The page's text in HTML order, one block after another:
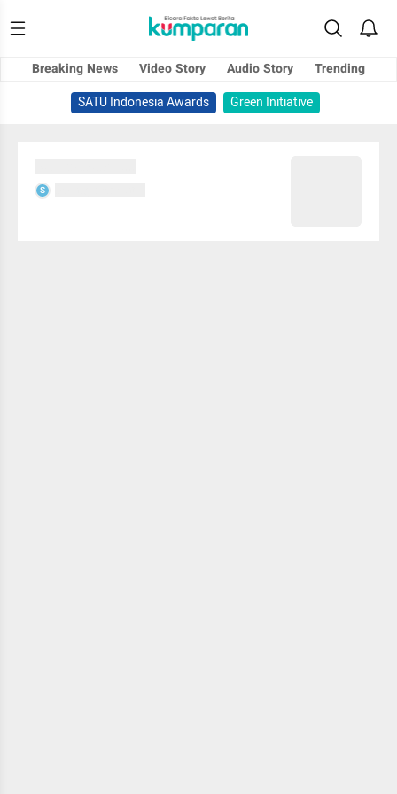
Breaking News Video Story Audio Story
Trending
SATU Indonesia Awards
Green Initiative
S